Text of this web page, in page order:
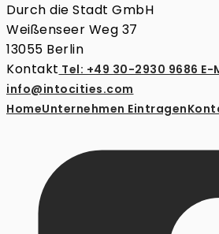
Durch die Stadt GmbH
Weißenseer Weg 37
13055 Berlin
Kontakt Tel: +49 30-2930 9686 E-
info@intocities.com
HomeUnternehmen Eintragen